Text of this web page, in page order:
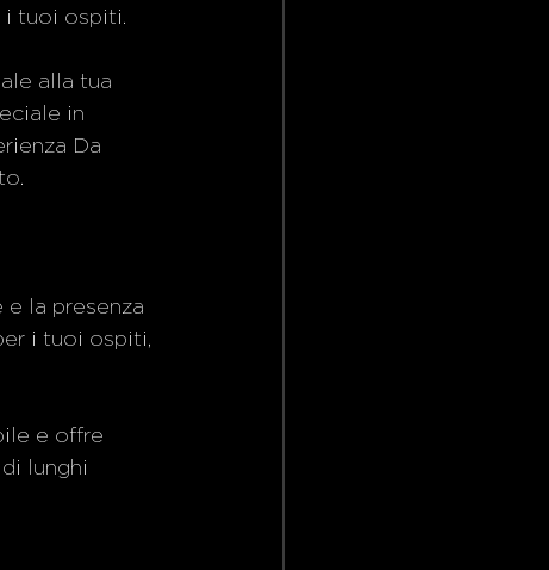
i tuoi ospiti.
alla tua
in
Da
la presenza
i tuoi ospiti,
e offre
lunghi